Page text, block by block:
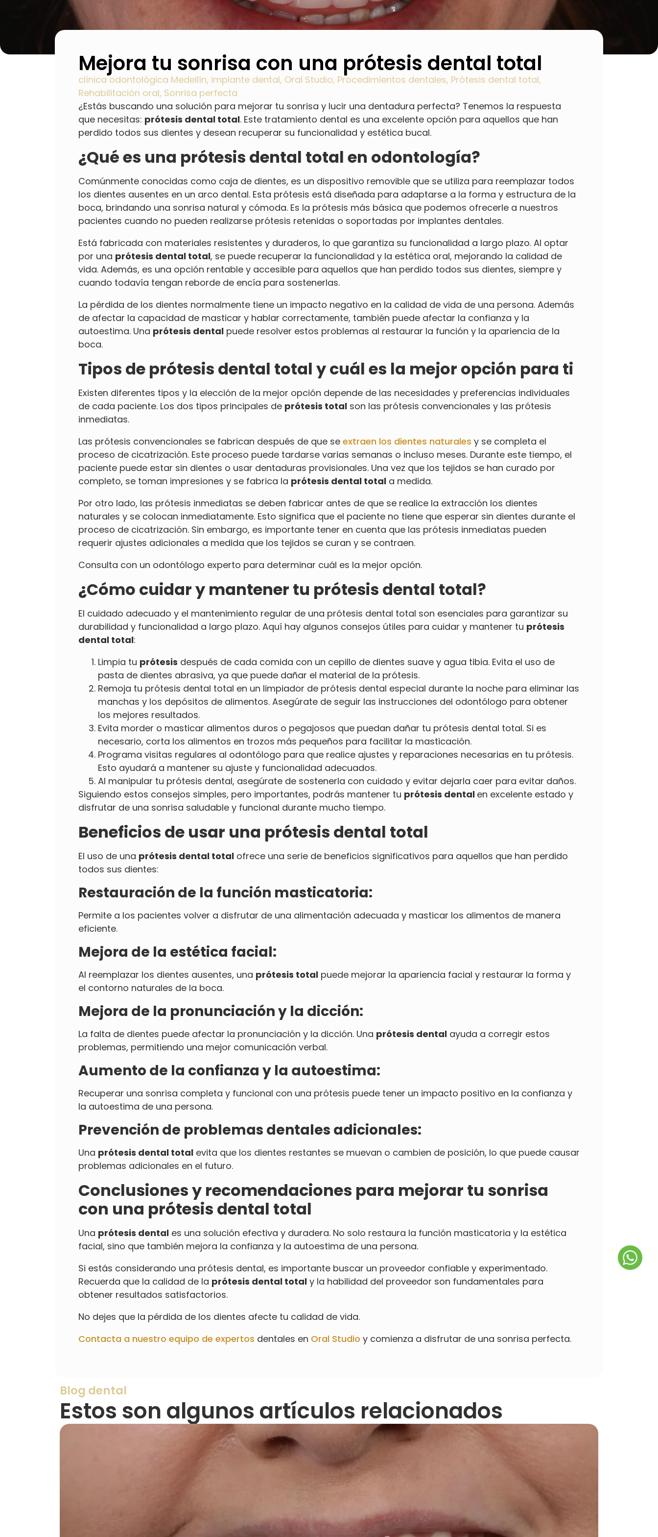
Mejora tu sonrisa con una prótesis dental total
clínica odontológica Medellín, implante dental, Oral Studio, Procedimientos dentales, Prótesis dental total,
Rehabilitación oral, Sonrisa perfecta
¿Estás buscando una solución para mejorar tu sonrisa y lucir una dentadura perfecta? Tenemos la respuesta
que necesitas: prótesis dental total. Este tratamiento dental es una excelente opción para aquellos que han
perdido todos sus dientes y desean recuperar su funcionalidad y estética bucal.
¿Qué es una prótesis dental total en odontología?
Comúnmente conocidas como caja de dientes, es un dispositivo removible que se utiliza para reemplazar todos
los dientes ausentes en un arco dental. Esta prótesis está diseñada para adaptarse a la forma y estructura de la
boca, brindando una sonrisa natural y cómoda. Es la prótesis más básica que podemos ofrecerle a nuestros
pacientes cuando no pueden realizarse prótesis retenidas o soportadas por implantes dentales.
Está fabricada con materiales resistentes y duraderos, lo que garantiza su funcionalidad a largo plazo. Al optar
por una prótesis dental total, se puede recuperar la funcionalidad y la estética oral, mejorando la calidad de
vida. Además, es una opción rentable y accesible para aquellos que han perdido todos sus dientes, siempre y
cuando todavía tengan reborde de encía para sostenerlas.
La pérdida de los dientes normalmente tiene un impacto negativo en la calidad de vida de una persona. Además
de afectar la capacidad de masticar y hablar correctamente, también puede afectar la confianza y la
autoestima. Una prótesis dental puede resolver estos problemas al restaurar la función y la apariencia de la
boca.
Tipos de prótesis dental total y cuál es la mejor opción para ti
Existen diferentes tipos y la elección de la mejor opción depende de las necesidades y preferencias individuales
de cada paciente. Los dos tipos principales de prótesis total son las prótesis convencionales y las prótesis
inmediatas.
Las prótesis convencionales se fabrican después de que se extraen los dientes naturales y se completa el
proceso de cicatrización. Este proceso puede tardarse varias semanas o incluso meses. Durante este tiempo, el
paciente puede estar sin dientes o usar dentaduras provisionales. Una vez que los tejidos se han curado por
completo, se toman impresiones y se fabrica la prótesis dental total a medida.
Por otro lado, las prótesis inmediatas se deben fabricar antes de que se realice la extracción los dientes
naturales y se colocan inmediatamente. Esto significa que el paciente no tiene que esperar sin dientes durante el
proceso de cicatrización. Sin embargo, es importante tener en cuenta que las prótesis inmediatas pueden
requerir ajustes adicionales a medida que los tejidos se curan y se contraen.
Consulta con un odontólogo experto para determinar cuál es la mejor opción.
¿Cómo cuidar y mantener tu prótesis dental total?
El cuidado adecuado y el mantenimiento regular de una prótesis dental total son esenciales para garantizar su
durabilidad y funcionalidad a largo plazo. Aquí hay algunos consejos útiles para cuidar y mantener tu prótesis
dental total:
Limpia tu prótesis después de cada comida con un cepillo de dientes suave y agua tibia. Evita el uso de
pasta de dientes abrasiva, ya que puede dañar el material de la prótesis.
Remoja tu prótesis dental total en un limpiador de prótesis dental especial durante la noche para eliminar las
manchas y los depósitos de alimentos. Asegúrate de seguir las instrucciones del odontólogo para obtener
los mejores resultados.
Evita morder o masticar alimentos duros o pegajosos que puedan dañar tu prótesis dental total. Si es
necesario, corta los alimentos en trozos más pequeños para facilitar la masticación.
Programa visitas regulares al odontólogo para que realice ajustes y reparaciones necesarias en tu prótesis.
Esto ayudará a mantener su ajuste y funcionalidad adecuados.
Al manipular tu prótesis dental, asegúrate de sostenerla con cuidado y evitar dejarla caer para evitar daños.
Siguiendo estos consejos simples, pero importantes, podrás mantener tu prótesis dental en excelente estado y
disfrutar de una sonrisa saludable y funcional durante mucho tiempo.
Beneficios de usar una prótesis dental total
El uso de una prótesis dental total ofrece una serie de beneficios significativos para aquellos que han perdido
todos sus dientes:
Restauración de la función masticatoria:
Permite a los pacientes volver a disfrutar de una alimentación adecuada y masticar los alimentos de manera
eficiente.
Mejora de la estética facial:
Al reemplazar los dientes ausentes, una prótesis total puede mejorar la apariencia facial y restaurar la forma y
el contorno naturales de la boca.
Mejora de la pronunciación y la dicción:
La falta de dientes puede afectar la pronunciación y la dicción. Una prótesis dental ayuda a corregir estos
problemas, permitiendo una mejor comunicación verbal.
Aumento de la confianza y la autoestima:
Recuperar una sonrisa completa y funcional con una prótesis puede tener un impacto positivo en la confianza y
la autoestima de una persona.
Prevención de problemas dentales adicionales:
Una prótesis dental total evita que los dientes restantes se muevan o cambien de posición, lo que puede causar
problemas adicionales en el futuro.
Conclusiones y recomendaciones para mejorar tu sonrisa
con una prótesis dental total
Una prótesis dental es una solución efectiva y duradera. No solo restaura la función masticatoria y la estética
facial, sino que también mejora la confianza y la autoestima de una persona.
Si estás considerando una prótesis dental, es importante buscar un proveedor confiable y experimentado.
Recuerda que la calidad de la prótesis dental total y la habilidad del proveedor son fundamentales para
obtener resultados satisfactorios.
No dejes que la pérdida de los dientes afecte tu calidad de vida.
Contacta a nuestro equipo de expertos dentales en Oral Studio y comienza a disfrutar de una sonrisa perfecta.
Blog dental
Estos son algunos artículos relacionados